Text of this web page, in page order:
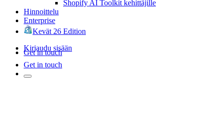
Shopify AI Toolkit kehittäjille
Hinnoittelu
Enterprise
Kevät 26 Edition
Kirjaudu sisään
Get in touch
Get in touch